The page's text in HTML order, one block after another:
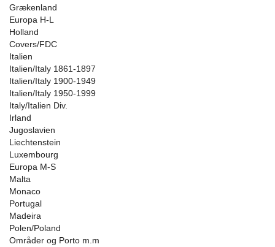
Grækenland
Europa H-L
Holland
Covers/FDC
Italien
Italien/Italy 1861-1897
Italien/Italy 1900-1949
Italien/Italy 1950-1999
Italy/Italien Div.
Irland
Jugoslavien
Liechtenstein
Luxembourg
Europa M-S
Malta
Monaco
Portugal
Madeira
Polen/Poland
Områder og Porto m.m